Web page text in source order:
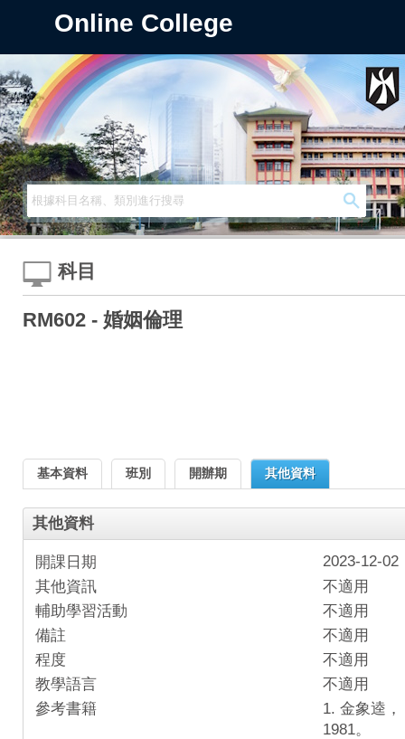
Online College
科目
RM602 - 婚姻倫理
基本資料 班別 開辦期 其他資料
其他資料
開課日期
2023-12-02
其他資訊
不適用
輔助學習活動
不適用
備註
不適用
程度
不適用
教學語言
不適用
參考書籍
1. 金象逵
1981。